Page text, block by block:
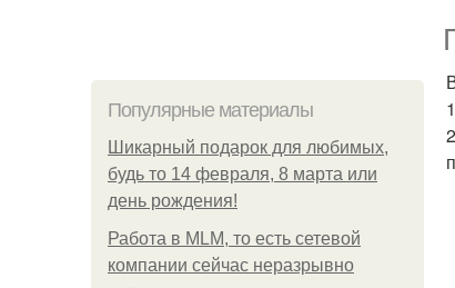
Популярные материалы
Шикарный подарок для любимых,
будь то 14 февраля, 8 марта или
день рождения!
Работа в MLM, то есть сетевой
компании сейчас неразрывно